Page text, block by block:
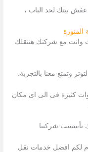
عفش بيتك لحد الباب ،
وانت مع شركتك هننقلك
وتمتع معنا بالتجربة.
كثيرة فى الى اى مكان
تأسست شركتنا
لكم افضل خدمات نقل